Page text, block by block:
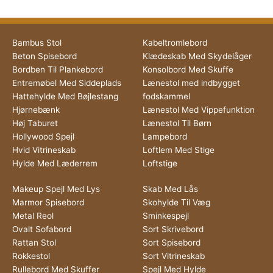
Bambus Stol
Beton Spisebord
Bordben Til Plankebord
Entremøbel Med Siddeplads
Hattehylde Med Bøjlestang
Hjørnebænk
Høj Taburet
Hollywood Spejl
Hvid Vitrineskab
Hylde Med Læderrem
Kabeltromlebord
Klædeskab Med Skydelåger
Konsolbord Med Skuffe
Lænestol med indbygget
fodskammel
Lænestol Med Vippefunktion
Lænestol Til Børn
Lampebord
Loftlem Med Stige
Loftstige
Makeup Spejl Med Lys
Marmor Spisebord
Metal Reol
Ovalt Sofabord
Rattan Stol
Rokkestol
Rullebord Med Skuffer
Skab Med Lås
Skohylde Til Væg
Sminkespejl
Sort Skrivebord
Sort Spisebord
Sort Vitrineskab
Spejl Med Hylde